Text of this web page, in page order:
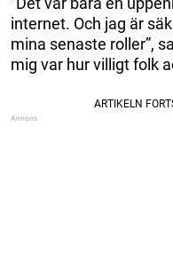
internet. Och jag är
mina senaste roller”,
mig var hur villigt folk